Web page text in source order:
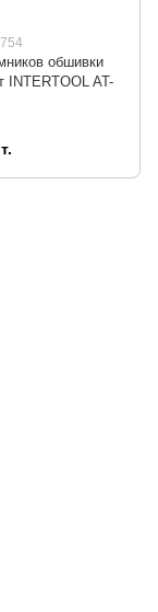
обшивки
INTERTOOL AT-